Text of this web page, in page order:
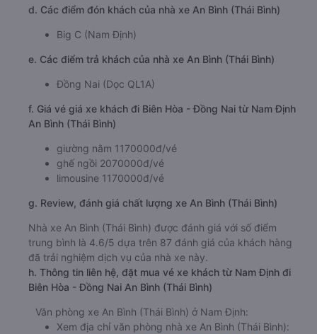
d. Các điểm đón khách của nhà xe An Bình (Thái Bình)
Big C (Nam Định)
e. Các điểm trả khách của nhà xe An Bình (Thái Bình)
Đồng Nai (Dọc QL1A)
f. Giá vé giá xe khách đi Biên Hòa - Đồng Nai từ Nam Định
An Bình (Thái Bình)
giường nằm 1170000đ/vé
ghế ngồi 2070000đ/vé
limousine 1170000đ/vé
g. Review, đánh giá chất lượng xe An Bình (Thái Bình)
Nhà xe An Bình (Thái Bình) được đánh giá với số điểm
trung bình là 4.6/5 dựa trên 87 đánh giá của khách hàng
đã trải nghiệm dịch vụ của nhà xe này.
h. Thông tin liên hệ, đặt mua vé xe khách từ Nam Định đi
Biên Hòa - Đồng Nai An Bình (Thái Bình)
Văn phòng xe An Bình (Thái Bình) ở Nam Định:
Xem địa chỉ văn phòng nhà xe An Bình (Thái Bình):